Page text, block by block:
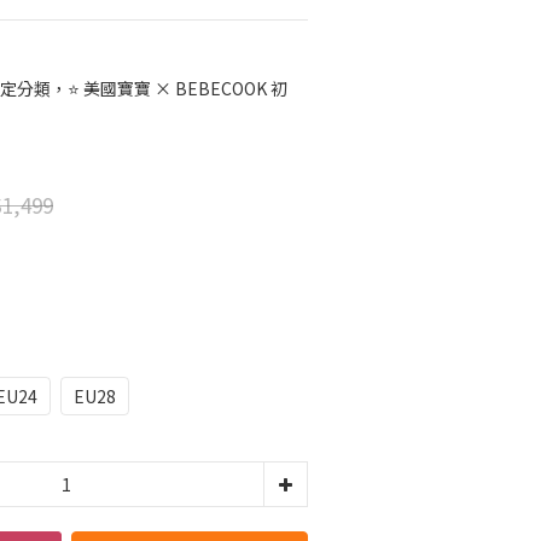
分類，⭐ 美國寶寶 × BEBECOOK 初
EU28